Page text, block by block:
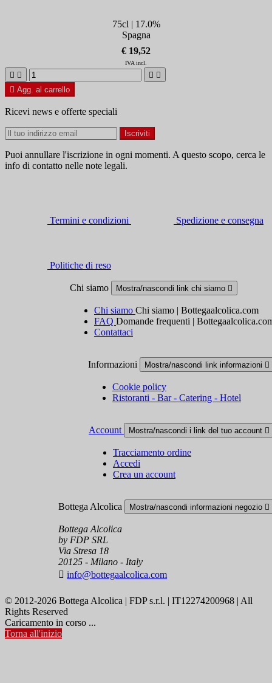
75cl | 17.0%
Spagna
€ 19,52
IVA incl.
   
 Agg. al carrello
Ricevi news e offerte speciali
Puoi annullare l'iscrizione in ogni momenti. A questo scopo, cerca le
info di contatto nelle note legali.
Termini e condizioni Spedizione e consegna
Politiche di reso
Chi siamo Mostra/nascondi link chi siamo 
Chi siamo Chi siamo | Bottegaalcolica.com
FAQ Domande frequenti |
Contattaci
Informazioni Mostra/nascondi link informazioni 
Cookie policy
Ristoranti - Bar - Catering - Hotel
Account Mostra/nascondi i link del tuo account 
Tracciamento ordine
Accedi
Crea un account
Bottega Alcolica Mostra/nascondi informazioni negozio 
Bottega Alcolica
by FDP SRL
Via Stresa 18
20125 - Milano - Italy
 info@bottegaalcolica.com
© 2012-2026 Bottega Alcolica | FDP s.r.l. | IT12274200968 | All
Rights Reserved
Caricamento in corso ...
Torna all'inizio